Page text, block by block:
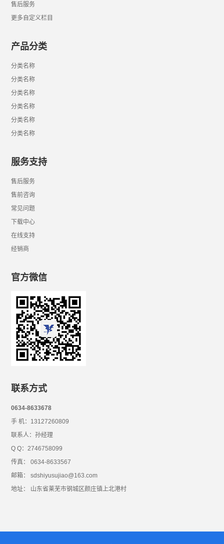
售后服务
更多自定义栏目
产品分类
分类名称
分类名称
分类名称
分类名称
分类名称
分类名称
服务支持
售后服务
售前咨询
常见问题
下载中心
在线支持
经销商
官方微信
联系方式
0634-8633678
手 机：13127260809
联系人：孙经理
Q Q：2746758099
传真： 0634-8633567
邮箱： sdshiyusujiao@163.com
地址： 山东省莱芜市钢城区颜庄镇上北港村